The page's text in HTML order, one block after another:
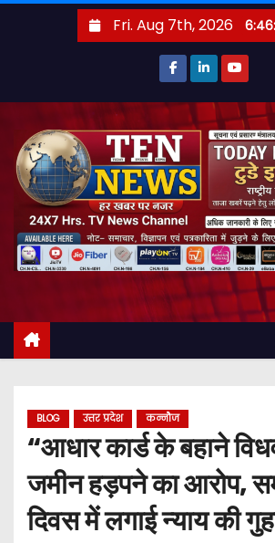
t
Fri. Aug 7th, 2026
BLOG उत्तर प्रदेश कन्नौज
“आधार कार्ड के बहाने
जमीन हड़पने का आरोप,
दिवस में लगाई न्याय की